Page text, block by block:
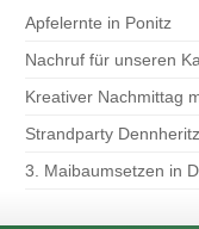
Apfelernte in Ponitz
Nachruf für unseren
Kreativer Nachmittag
Strandparty
3. Maibaumsetzen in